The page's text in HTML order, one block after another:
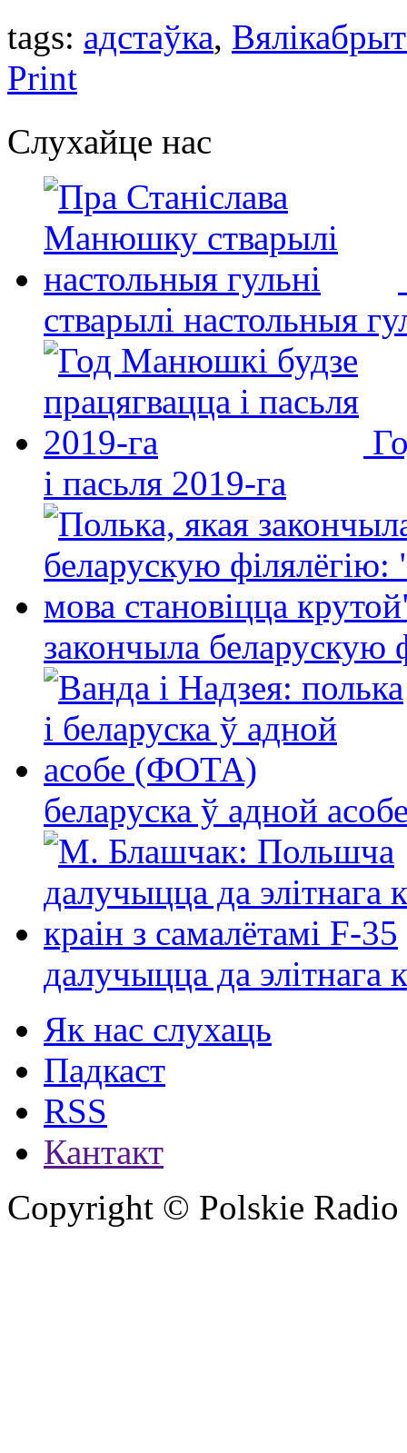
tags: адстаўка,
Print
Слухайце нас
стварылі настольныя
і пасьля 2019-га
закончыла беларускую
беларуска ў адной
далучыцца да элітнага
Як нас слухаць
Падкаст
RSS
Кантакт
Copyright © Polskie